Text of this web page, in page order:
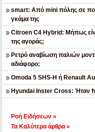
smart: Από mini πόλης σε
γκάμα της
Citroen C4 Hybrid: Μήπως
της αγοράς;
Ρετρό αναβίωση παλιών
αδιάφορο;
Omoda 5 SHS-H ή Renault
Hyundai Inster Cross: Ήταν
Ροή Ειδήσεων »
Τα Καλύτερα άρθρα »